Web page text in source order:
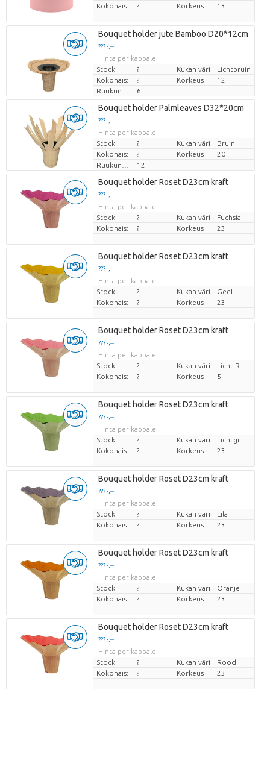
Kokonais:
? Korkeus 13
Bouquet holder jute Bamboo D20*12cm
??? -,--
Hinta per kappale
Stock
? Kukan väri
Lichtbruin
Kokonais:
? Korkeus
12
6
Bouquet holder Palmleaves D32*20cm
??? -,--
Hinta per kappale
Stock
? Kukan väri
Bruin
Kokonais:
? Korkeus
20
12
Bouquet holder Roset D23cm kraft
??? -,--
Hinta per kappale
Stock
? Kukan väri
Fuchsia
Kokonais:
? Korkeus 23
Bouquet holder Roset D23cm kraft
??? -,--
Hinta per kappale
Stock
? Kukan väri
Geel
Kokonais:
? Korkeus 23
Bouquet holder Roset D23cm kraft
??? -,--
Hinta per kappale
Stock
? Kukan väri
Kokonais:
? Korkeus 5
Bouquet holder Roset D23cm kraft
??? -,--
Hinta per kappale
Stock
? Kukan väri
Kokonais:
? Korkeus 23
Bouquet holder Roset D23cm kraft
??? -,--
Hinta per kappale
Stock
? Kukan väri
Lila
Kokonais:
? Korkeus 23
Bouquet holder Roset D23cm kraft
??? -,--
Hinta per kappale
Stock
? Kukan väri
Oranje
Kokonais:
? Korkeus 23
Bouquet holder Roset D23cm kraft
??? -,--
Hinta per kappale
Stock
? Kukan väri
Rood
Kokonais:
? Korkeus 23